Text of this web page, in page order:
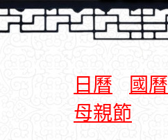
日曆 國
母親節